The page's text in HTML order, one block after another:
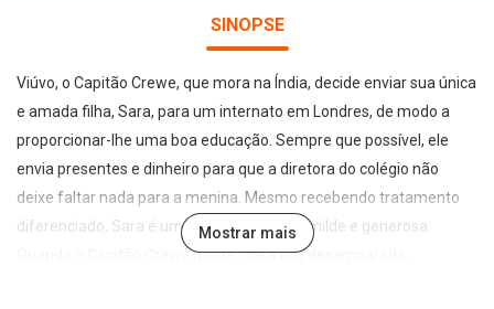
SINOPSE
Viúvo, o Capitão Crewe, que mora na Índia, decide enviar sua única
e amada filha, Sara, para um internato em Londres, de modo a
proporcionar-lhe uma boa educação. Sempre que possível, ele
envia presentes e dinheiro para que a diretora do colégio não
deixe faltar nada para a menina. Mesmo recebendo tratamento
diferenciado, Sara é uma criança doce, humilde e generosa.
Quando o Capitão Crewe morre, Sara fica desamparada,
Mostrar mais